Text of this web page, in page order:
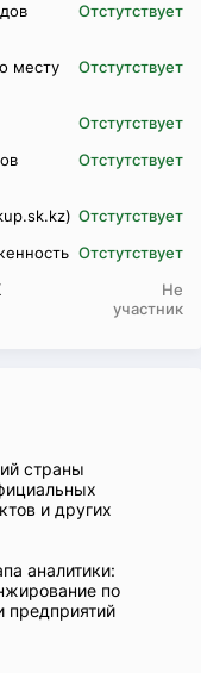
Отстутствует
месту
Отстутствует
Отстутствует
Отстутствует
Отстутствует
Отстутствует
Не
участник
страны
и других
аналитики:
по
предприятий